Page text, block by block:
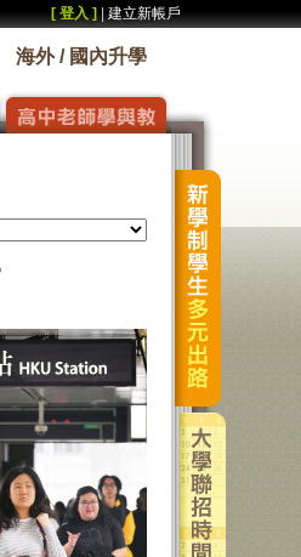
[ 登入 ] 建立新帳戶
海外 / 國內升學